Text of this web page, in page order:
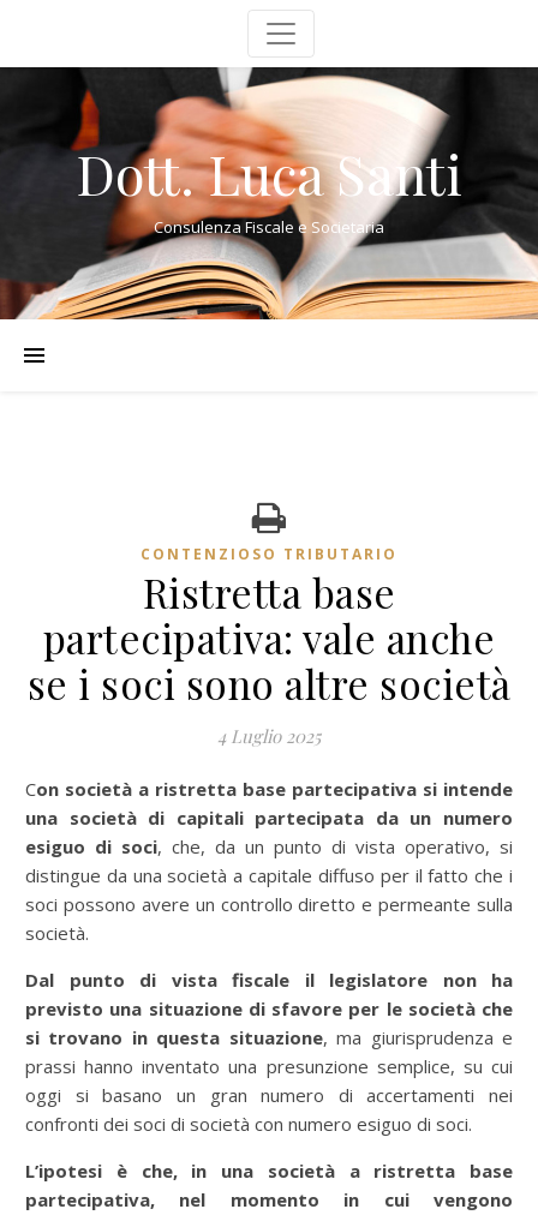
Dott. Luca Santi
Consulenza Fiscale e Societaria
CONTENZIOSO TRIBUTARIO
Ristretta base
partecipativa: vale anche
se i soci sono altre società
4 Luglio 2025
Con società a ristretta base partecipativa si intende
una società di capitali partecipata da un numero
esiguo di soci, che, da un punto di vista operativo, si
distingue da una società a capitale diffuso per il fatto che i
soci possono avere un controllo diretto e permeante sulla
società.
Dal punto di vista fiscale il legislatore non ha
previsto una situazione di sfavore per le società che
si trovano in questa situazione, ma giurisprudenza e
prassi hanno inventato una presunzione semplice, su cui
oggi si basano un gran numero di accertamenti nei
confronti dei soci di società con numero esiguo di soci.
L’ipotesi è che, in una società a ristretta base
partecipativa, nel momento in cui vengono